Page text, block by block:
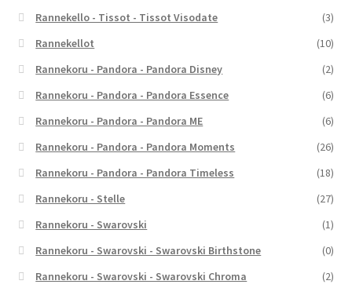
Rannekello - Tissot - Tissot Visodate
(3)
Rannekellot
(10)
Rannekoru - Pandora - Pandora Disney
(2)
Rannekoru - Pandora - Pandora Essence
(6)
Rannekoru - Pandora - Pandora ME
(6)
Rannekoru - Pandora - Pandora Moments
(26)
Rannekoru - Pandora - Pandora Timeless
(18)
Rannekoru - Stelle
(27)
Rannekoru - Swarovski
(1)
Rannekoru - Swarovski - Swarovski Birthstone
(0)
Rannekoru - Swarovski - Swarovski Chroma
(2)